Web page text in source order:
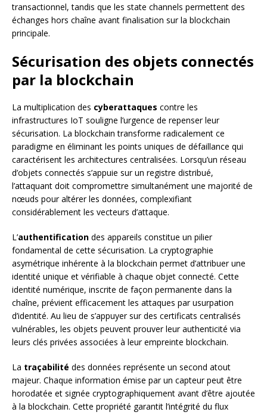
transactionnel, tandis que les state channels permettent des
échanges hors chaîne avant finalisation sur la blockchain
principale.
Sécurisation des objets connectés
par la blockchain
La multiplication des cyberattaques contre les
infrastructures IoT souligne l’urgence de repenser leur
sécurisation. La blockchain transforme radicalement ce
paradigme en éliminant les points uniques de défaillance qui
caractérisent les architectures centralisées. Lorsqu’un réseau
d’objets connectés s’appuie sur un registre distribué,
l’attaquant doit compromettre simultanément une majorité de
nœuds pour altérer les données, complexifiant
considérablement les vecteurs d’attaque.
L’authentification des appareils constitue un pilier
fondamental de cette sécurisation. La cryptographie
asymétrique inhérente à la blockchain permet d’attribuer une
identité unique et vérifiable à chaque objet connecté. Cette
identité numérique, inscrite de façon permanente dans la
chaîne, prévient efficacement les attaques par usurpation
d’identité. Au lieu de s’appuyer sur des certificats centralisés
vulnérables, les objets peuvent prouver leur authenticité via
leurs clés privées associées à leur empreinte blockchain.
La traçabilité des données représente un second atout
majeur. Chaque information émise par un capteur peut être
horodatée et signée cryptographiquement avant d’être ajoutée
à la blockchain. Cette propriété garantit l’intégrité du flux